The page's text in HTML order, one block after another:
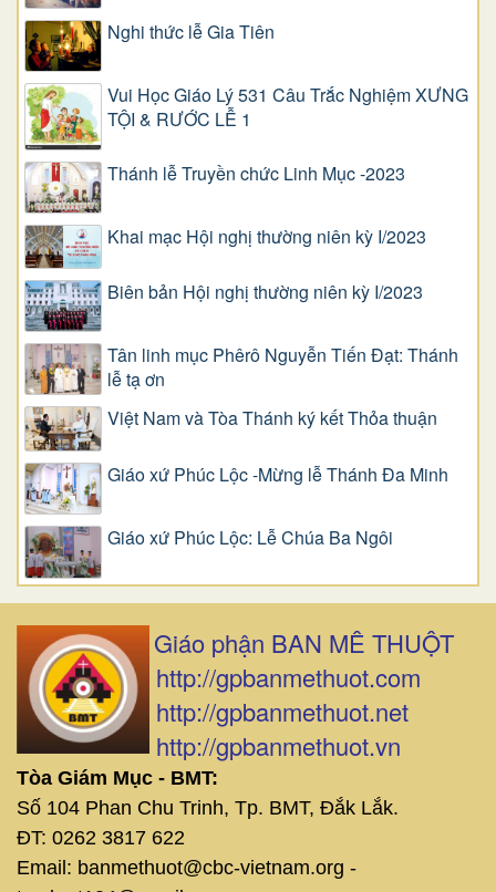
Nghi thức lễ Gia Tiên
Vui Học Giáo Lý 531 Câu Trắc Nghiệm XƯNG
TỘI & RƯỚC LỄ 1
Thánh lễ Truyền chức Linh Mục -2023
Khai mạc Hội nghị thường niên kỳ I/2023
Biên bản Hội nghị thường niên kỳ I/2023
Tân linh mục Phêrô Nguyễn Tiến Đạt: Thánh
lễ tạ ơn
Việt Nam và Tòa Thánh ký kết Thỏa thuận
Giáo xứ Phúc Lộc -Mừng lễ Thánh Đa Minh
Giáo xứ Phúc Lộc: Lễ Chúa Ba Ngôi
Giáo phận BAN MÊ THUỘT
http://gpbanmethuot.com
http://gpbanmethuot.net
http://gpbanmethuot.vn
Tòa Giám Mục - BMT:
Số 104 Phan Chu Trinh, Tp. BMT, Đắk Lắk.
ĐT: 0262 3817 622
Email: banmethuot@cbc-vietnam.org -